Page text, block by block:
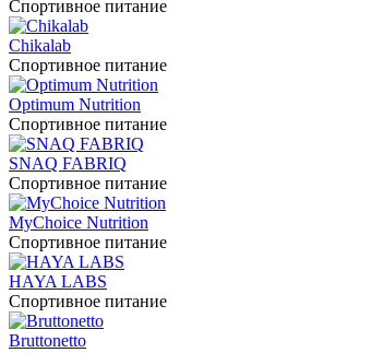
Спортивное питание
Chikalab
Спортивное питание
Optimum Nutrition
Спортивное питание
SNAQ FABRIQ
Спортивное питание
MyChoice Nutrition
Спортивное питание
HAYA LABS
Спортивное питание
Bruttonetto